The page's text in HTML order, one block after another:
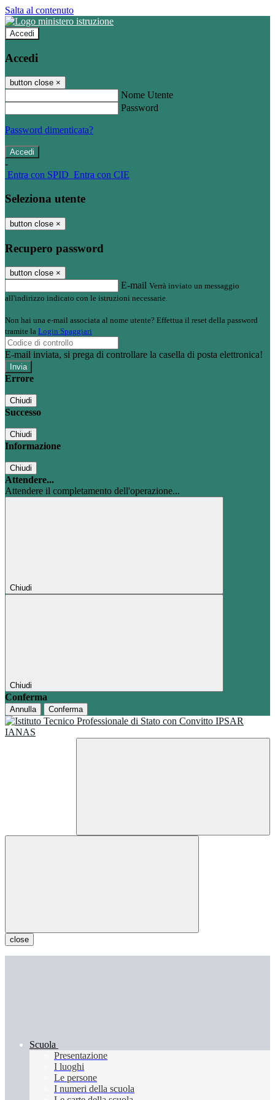
Salta al contenuto
Accedi
Accedi
button close ×
Nome Utente
Password
Password dimenticata?
-
Entra con SPID Entra con CIE
Seleziona utente
button close ×
Recupero password
button close ×
E-mail Verrà inviato un messaggio
all'indirizzo indicato con le istruzioni necessarie.
Non hai una e-mail associata al nome utente? Effettua il reset della password
tramite la Login Spaggiari
E-mail inviata, si prega di controllare la casella di posta elettronica!
Errore
Chiudi
Successo
Chiudi
Informazione
Chiudi
Attendere...
Attendere il completamento dell'operazione...
Chiudi
Chiudi
Conferma
Annulla Conferma
close
Scuola
Presentazione
I luoghi
Le persone
I numeri della scuola